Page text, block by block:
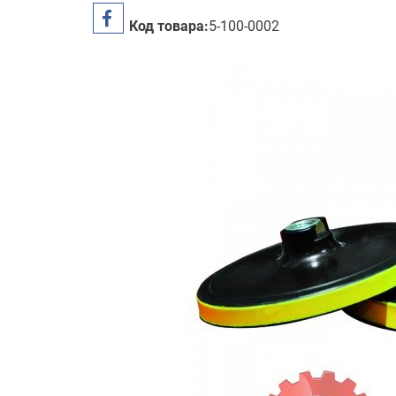
Код товара:5-100-0002